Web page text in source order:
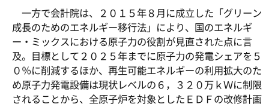
一方で会計院は、２０１５年８月に成立した「グリーン
成長のためのエネルギー移行法」により、国のエネルギ
ー・ミックスにおける原子力の役割が見直された点に言
及。目標として２０２５年までに原子力の発電シェアを５
０％に削減するほか、再生可能エネルギーの利用拡大のた
め原子力発電設備は現状レベルの６，３２０万ｋＷに制限
されることから、全原子炉を対象としたＥＤＦの改修計画